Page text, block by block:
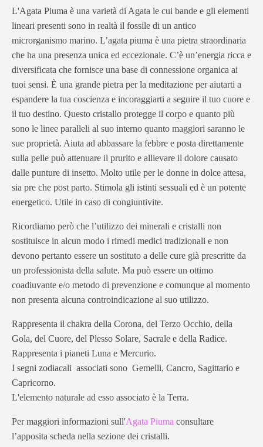
L'Agata Piuma è una varietà di Agata le cui bande e gli elementi
lineari presenti sono in realtà il fossile di un antico
microrganismo marino. L’agata piuma è una pietra straordinaria
che ha una presenza unica ed eccezionale. C’è un’energia ricca e
diversificata che fornisce una base di connessione organica ai
tuoi sensi. È una grande pietra per la meditazione per aiutarti a
espandere la tua coscienza e incoraggiarti a seguire il tuo cuore e
il tuo destino. Questo cristallo protegge il corpo e quanto più
sono le linee paralleli al suo interno quanto maggiori saranno le
sue proprietà. Aiuta ad abbassare la febbre e posta direttamente
sulla pelle può attenuare il prurito e allievare il dolore causato
dalle punture di insetto. Molto utile per le donne in dolce attesa,
sia pre che post parto. Stimola gli istinti sessuali ed è un potente
energetico. Utile in caso di congiuntivite.
Ricordiamo però che l’utilizzo dei minerali e cristalli non
sostituisce in alcun modo i rimedi medici tradizionali e non
devono pertanto essere un sostituto a delle cure già prescritte da
un professionista della salute. Ma può essere un ottimo
coadiuvante e/o metodo di prevenzione e comunque al momento
non presenta alcuna controindicazione al suo utilizzo.
Rappresenta il chakra della Corona, del Terzo Occhio, della
Gola, del Cuore, del Plesso Solare, Sacrale e della Radice.
Rappresenta i pianeti Luna e Mercurio.
I segni zodiacali associati sono Gemelli, Cancro, Sagittario e
Capricorno.
L'elemento naturale ad esso associato è la Terra.
Per maggiori informazioni sull'Agata Piuma consultare
l’apposita scheda nella sezione dei cristalli.